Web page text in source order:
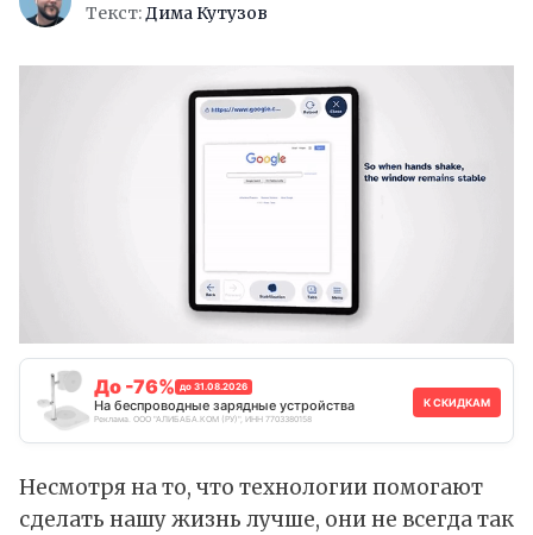
Текст:Дима Кутузов
До -76% до 31.08.2026
На беспроводные зарядные устройства
Реклама. ООО "АЛИБАБА.КОМ (РУ)", ИНН 7703380158
К СКИДКАМ
Несмотря на то, что технологии помогают
сделать нашу жизнь лучше, они не всегда так